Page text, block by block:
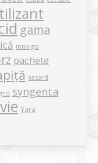
gama
innvigo
pachete
secară
syngenta
Yara